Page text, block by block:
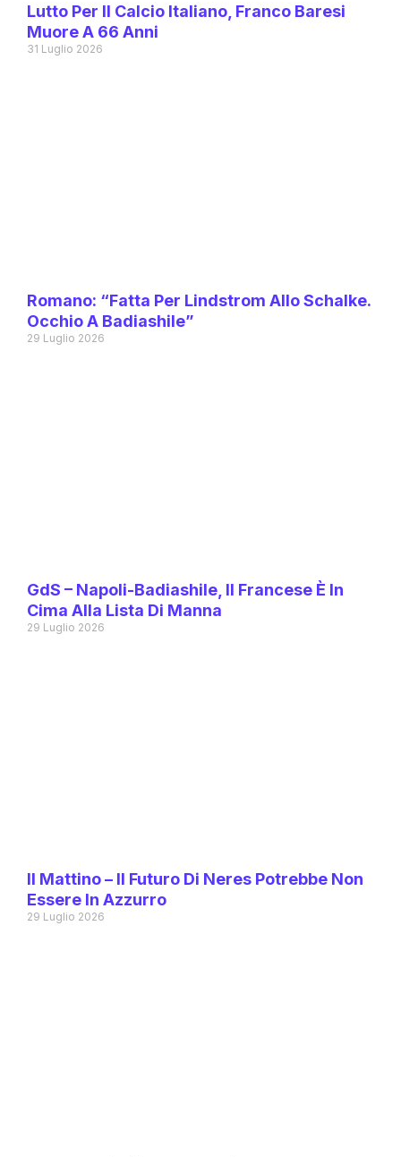
Lutto Per Il Calcio Italiano, Franco Baresi
Muore A 66 Anni
31 Luglio 2026
Romano: “Fatta Per Lindstrom Allo Schalke.
Occhio A Badiashile”
29 Luglio 2026
GdS – Napoli-Badiashile, Il Francese È In
Cima Alla Lista Di Manna
29 Luglio 2026
Il Mattino – Il Futuro Di Neres Potrebbe Non
Essere In Azzurro
29 Luglio 2026